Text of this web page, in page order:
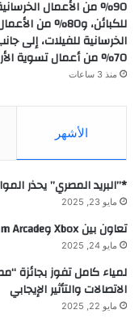
90% من الأعمال
للكبائن، و80% من
الخرسانية للفيلات، إلى
70% من أعمال تسوية الأراضي
منذ 3 ساعات
الأشهر
*”البريد المصري” يحذر
مايو 23, 2025
تعاون بين Xbox وAntstream Arcade
مايو 24, 2025
لمياء كامل تفوز بجائزة
الاتصالات والتأثير الإيجابي
مايو 22, 2025